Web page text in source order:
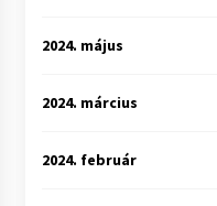
2024. május
2024. március
2024. február